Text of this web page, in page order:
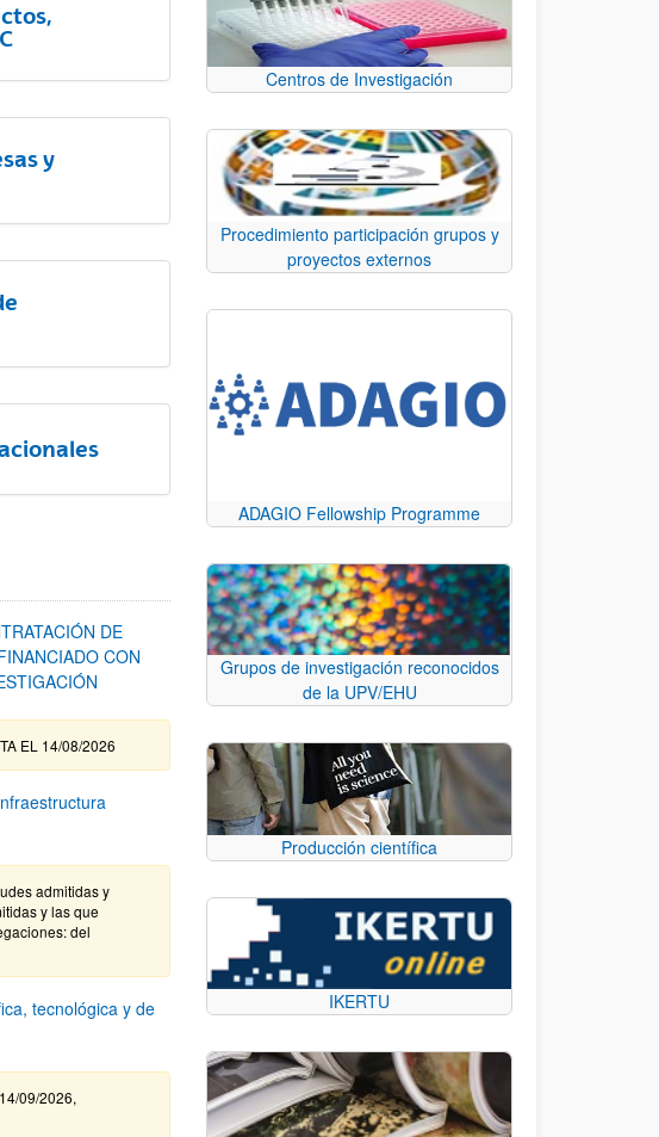
y
DE
CON
EL 14/08/2026
admitidas y
y las que
del
tecnológica y de
09/2026,
Centros de Investigación
Procedimiento participación grupos y
proyectos externos
ADAGIO Fellowship Programme
Grupos de investigación reconocidos
de la UPV/EHU
Producción científica
IKERTU